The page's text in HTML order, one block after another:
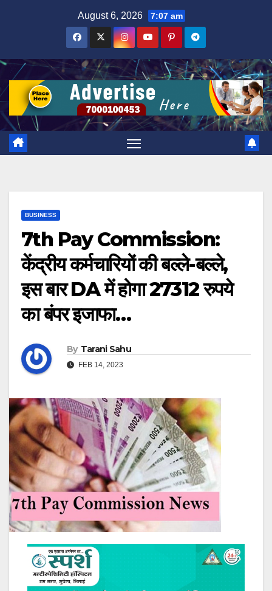
August 6, 2026 7:07 am
BUSINESS
7th Pay Commission:
केंद्रीय कर्मचार‍ियों की बल्‍ले-बल्‍ले,
इस बार DA में होगा 27312 रुपये
का बंपर इजाफा…
By Tarani Sahu
FEB 14, 2023